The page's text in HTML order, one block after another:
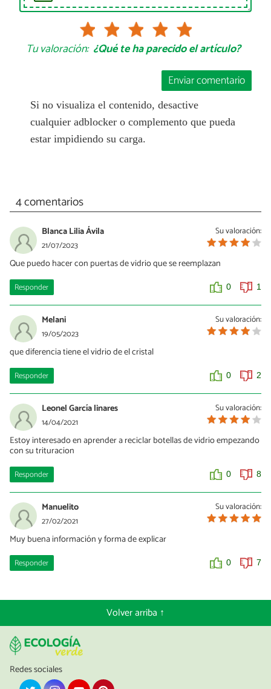
Tu valoración: ¿Qué te ha parecido el artículo?
Enviar comentario
Si no visualiza el contenido, desactive
cualquier adblocker o complemento que pueda
estar impidiendo su carga.
4 comentarios
Su valoración:
Blanca Lilia Ávila
21/07/2023
Que puedo hacer con puertas de vidrio que se reemplazan
Responder 0 1
Su valoración:
Melani
19/05/2023
que diferencia tiene el vidrio de el cristal
Responder 0 2
Su valoración:
Leonel García linares
14/04/2021
Estoy interesado en aprender a reciclar botellas de vidrio empezando
con su trituracion
Responder 0 8
Su valoración:
Manuelito
27/02/2021
Muy buena información y forma de explicar
Responder 0 7
Volver arriba ↑
Redes sociales